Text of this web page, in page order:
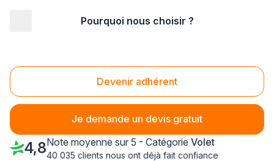
Pourquoi nous choisir ?
Devenir adhérent
Je demande un devis gratuit
Volet Les Mureaux (78130)
4,8Note moyenne sur 5 - Catégorie Volet
40 035 clients nous ont déjà fait confiance